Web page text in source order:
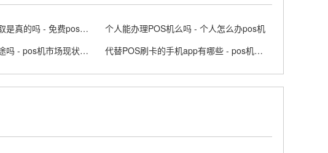
正规POS机免费领取是真的吗 - 免费pos机套路
个人能办理POS机么吗 - 个人怎么办pos机
POS机行业还有前途吗 - pos机市场现状及前景 代替POS刷卡的手机app有哪些 - pos机代刷违法吗